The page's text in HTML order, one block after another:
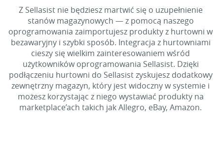
Z Sellasist nie będziesz martwić się o uzupełnienie
stanów magazynowych — z pomocą naszego
oprogramowania zaimportujesz produkty z hurtowni w
bezawaryjny i szybki sposób. Integracja z hurtowniami
cieszy się wielkim zainteresowaniem wśród
użytkowników oprogramowania Sellasist. Dzięki
podłączeniu hurtowni do Sellasist zyskujesz dodatkowy
zewnętrzny magazyn, który jest widoczny w systemie i
możesz korzystając z niego wystawiać produkty na
marketplace’ach takich jak Allegro, eBay, Amazon.